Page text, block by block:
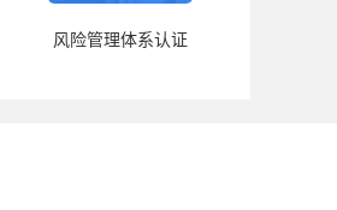
风险管理体系认证